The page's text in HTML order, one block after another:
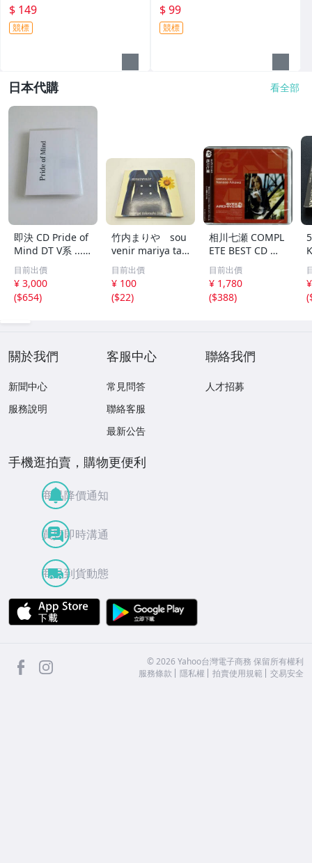
$ 149
競標
$ 99
競標
日本代購 看全部
即決 CD Pride of
Mind DT V系 ......
プライド・オブ・
マインド プライ
ドオブマインド
...VV...
目前出價
¥ 3,000
($654)
竹内まりや sou
venir mariya tak
euchi live
目前出價
¥ 100
($22)
相川七瀬 COMPL
ETE BEST CD コ
ンプリートベスト
目前出價
¥ 1,780
($388)
(
關於我們
新聞中心
服務說明
客服中心
常見問答
聯絡客服
最新公告
聯絡我們
人才招募
手機逛拍賣，購物更便利
商品降價通知
買賣即時溝通
商品到貨動態
APP Store
facebook ©2026 Yahoo台灣電子商務 保留所有權利
服務條款
隱私權 拍賣使用規範 交易安全